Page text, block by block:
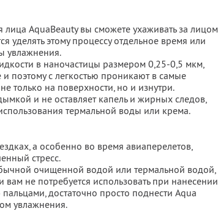
AquaBeauty вы сможете ухаживать за лицом
уделять этому процессу отдельное время или
увлажнения.
в наночастицы размером 0,25-0,5 мкм,
поэтому с легкостью проникают в самые
только на поверхности, но и изнутри.
и не оставляет капель и жирных следов,
термальной воды или крема.
а особенно во время авиаперелетов,
стресс.
очищенной водой или термальной водой,
не потребуется использовать при нанесении
достаточно просто поднести Aqua
увлажнения.